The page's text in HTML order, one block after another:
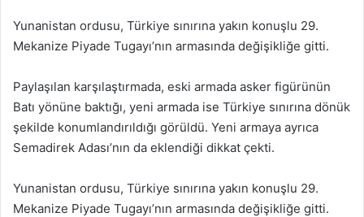
Yunanistan ordusu, Türkiye sınırına yakın konuşlu 29.
Mekanize Piyade Tugayı’nın armasında değişikliğe gitti.
Paylaşılan karşılaştırmada, eski armada asker figürünün
Batı yönüne baktığı, yeni armada ise Türkiye sınırına dönük
şekilde konumlandırıldığı görüldü. Yeni armaya ayrıca
Semadirek Adası’nın da eklendiği dikkat çekti.
Yunanistan ordusu, Türkiye sınırına yakın konuşlu 29.
Mekanize Piyade Tugayı’nın armasında değişikliğe gitti.